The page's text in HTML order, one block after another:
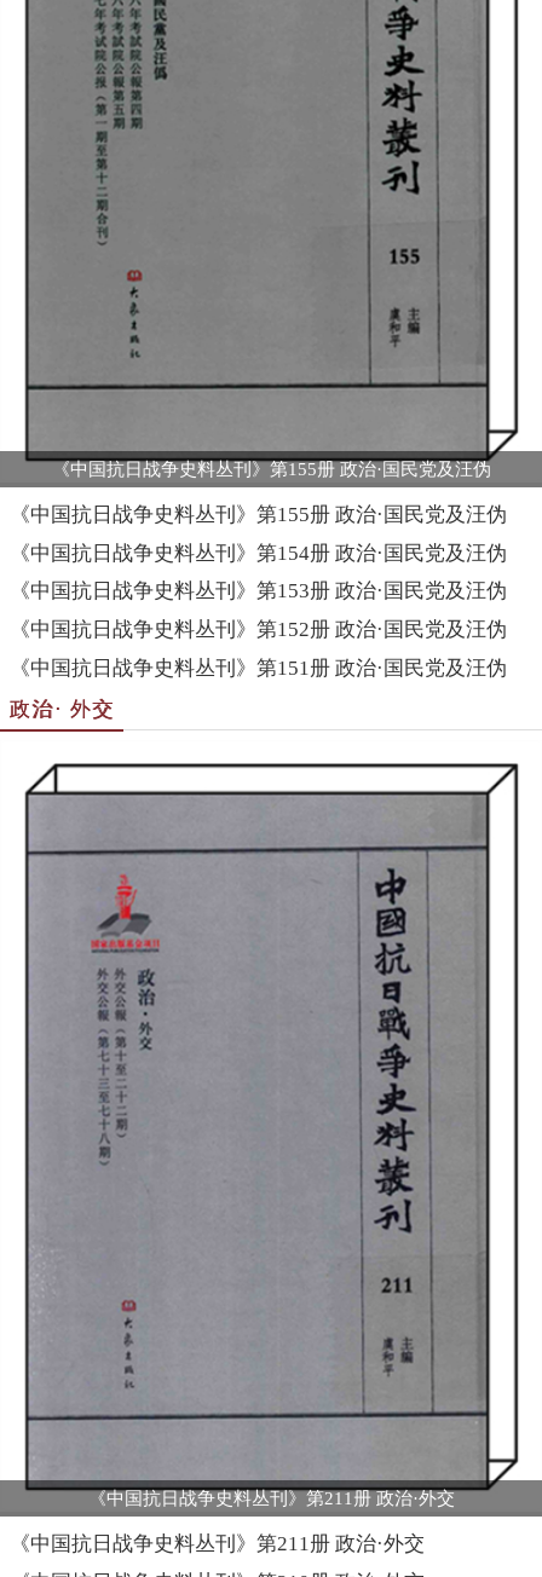
《中国抗日战争史料丛刊》第155册 政治·国民党及汪伪
《中国抗日战争史料丛刊》第155册 政治·国民党及汪伪
《中国抗日战争史料丛刊》第154册 政治·国民党及汪伪
《中国抗日战争史料丛刊》第153册 政治·国民党及汪伪
《中国抗日战争史料丛刊》第152册 政治·国民党及汪伪
《中国抗日战争史料丛刊》第151册 政治·国民党及汪伪
政治· 外交
《中国抗日战争史料丛刊》第211册 政治·外交
《中国抗日战争史料丛刊》第211册 政治·外交